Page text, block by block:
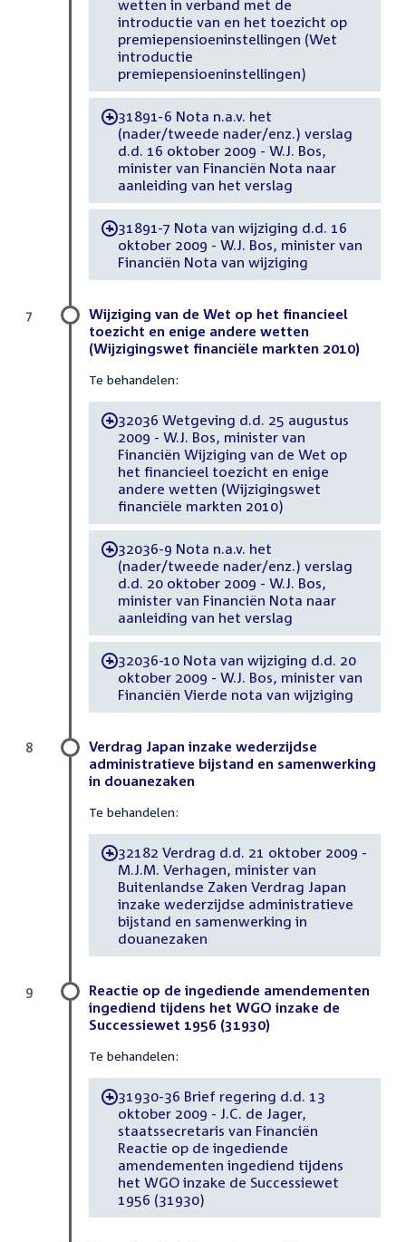
wetten in verband met de
introductie van en het toezicht op
premiepensioeninstellingen (Wet
introductie
premiepensioeninstellingen)
-31891-6 Nota n.a.v. het
(nader/tweede nader/enz.) verslag
d.d. 16 oktober 2009 - W.J. Bos,
minister van Financiën Nota naar
aanleiding van het verslag
-31891-7 Nota van wijziging d.d. 16
oktober 2009 - W.J. Bos, minister van
Financiën Nota van wijziging
Wijziging van de Wet op het financieel
toezicht en enige andere wetten
(Wijzigingswet financiële markten 2010)
Te behandelen:
-32036 Wetgeving d.d. 25 augustus
2009 - W.J. Bos, minister van
Financiën Wijziging van de Wet op
het financieel toezicht en enige
andere wetten (Wijzigingswet
financiële markten 2010)
-32036-9 Nota n.a.v. het
(nader/tweede nader/enz.) verslag
d.d. 20 oktober 2009 - W.J. Bos,
minister van Financiën Nota naar
aanleiding van het verslag
-32036-10 Nota van wijziging d.d. 20
oktober 2009 - W.J. Bos, minister van
Financiën Vierde nota van wijziging
7
Verdrag Japan inzake wederzijdse
administratieve bijstand en samenwerking
in douanezaken
Te behandelen:
-32182 Verdrag d.d. 21 oktober 2009 -
M.J.M. Verhagen, minister van
Buitenlandse Zaken Verdrag Japan
inzake wederzijdse administratieve
bijstand en samenwerking in
douanezaken
8
Reactie op de ingediende amendementen
ingediend tijdens het WGO inzake de
Successiewet 1956 (31930)
Te behandelen:
-31930-36 Brief regering d.d. 13
oktober 2009 - J.C. de Jager,
staatssecretaris van Financiën
Reactie op de ingediende
amendementen ingediend tijdens
het WGO inzake de Successiewet
1956 (31930)
9